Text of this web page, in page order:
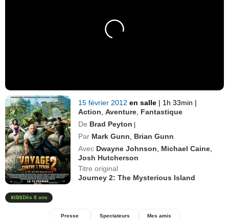
15 février 2012en salle | 1h 33min |
Action ,Aventure Fantastique
De Brad Peyton |
Par Mark Gunn
Brian Gunn
Avec Dwayne Johnson Michael Caine
Josh Hutcherson
Titre original
Journey 2: The Mysterious Island
Dès 8 ans
Presse Spectateurs Mes amis